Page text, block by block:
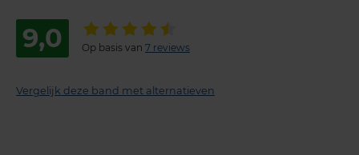
9,0 Op basis van 7 reviews
Vergelijk deze band met alternatieven